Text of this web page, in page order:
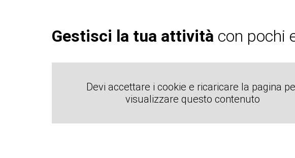
Gestisci la tua attività con pochi
Devi accettare i cookie e ricaricare la pagina
visualizzare questo contenuto